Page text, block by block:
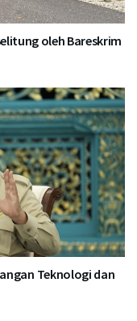
oleh Bareskrim
Teknologi dan